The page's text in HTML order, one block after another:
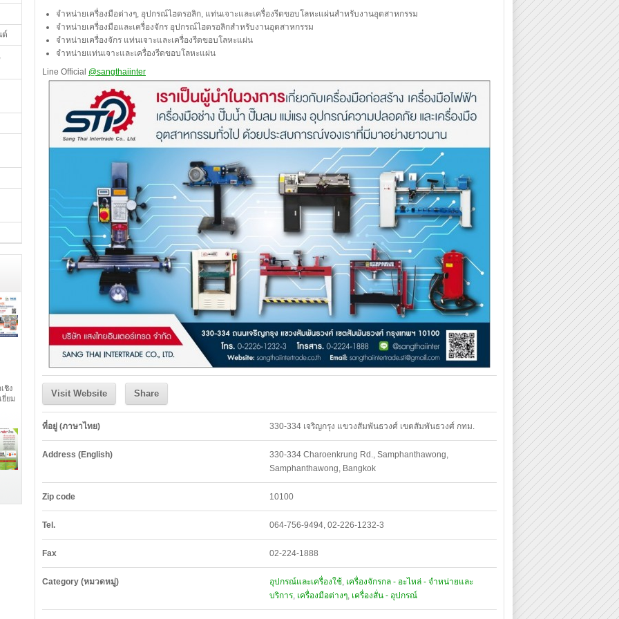
ต์
ชิง
ยี่ยม
จำหน่ายเครื่องมือต่างๆ, อุปกรณ์ไฮดรอลิก, แท่นเจาะและเครื่องรีดขอบโลหะแผ่นสำหรับงานอุตสาหกรรม
จำหน่ายเครื่องมือและเครื่องจักร อุปกรณ์ไฮดรอลิกสำหรับงานอุตสาหกรรม
จำหน่ายเครื่องจักร แท่นเจาะและเครื่องรีดขอบโลหะแผ่น
จำหน่ายแท่นเจาะและเครื่องรีดขอบโลหะแผ่น
Line Official @sangthaiinter
Visit Website Share
ที่อยู่ (ภาษาไทย) 330-334 เจริญกรุง แขวงสัมพันธวงศ์ เขตสัมพันธวงศ์ กทม.
Address (English)
330-334 Charoenkrung Rd., Samphanthawong,
Samphanthawong, Bangkok
Zip code 10100
Tel. 064-756-9494, 02-226-1232-3
Fax 02-224-1888
Category (หมวดหมู่) อุปกรณ์และเครื่องใช้, เครื่องจักรกล - อะไหล่ - จำหน่ายและ
บริการ, เครื่องมือต่างๆ, เครื่องสั่น - อุปกรณ์